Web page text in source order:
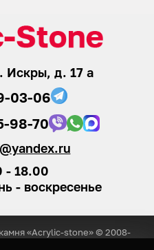
Искры, д. 17 а
03-06
98-70
- 18.00
- воскресенье
«Acrylic-stone» © 2008-